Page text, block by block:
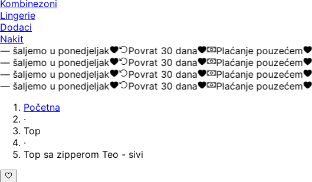
Kombinezoni
Lingerie
Dodaci
Nakit
u ponedjeljak
Povrat 30 dana
Plaćanje pouzećem
u ponedjeljak
Povrat 30 dana
Plaćanje pouzećem
u ponedjeljak
Povrat 30 dana
Plaćanje pouzećem
u ponedjeljak
Povrat 30 dana
Plaćanje pouzećem
Početna
·
Top
·
Top sa zipperom Teo - sivi